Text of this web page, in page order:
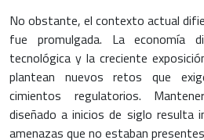
No obstante, el contexto actual
fue promulgada. La economía
tecnológica y la creciente
plantean nuevos retos que
cimientos regulatorios.
diseñado a inicios de siglo resulta
amenazas que no estaban